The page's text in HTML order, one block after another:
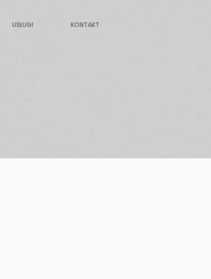
USŁUGI KONTAKT